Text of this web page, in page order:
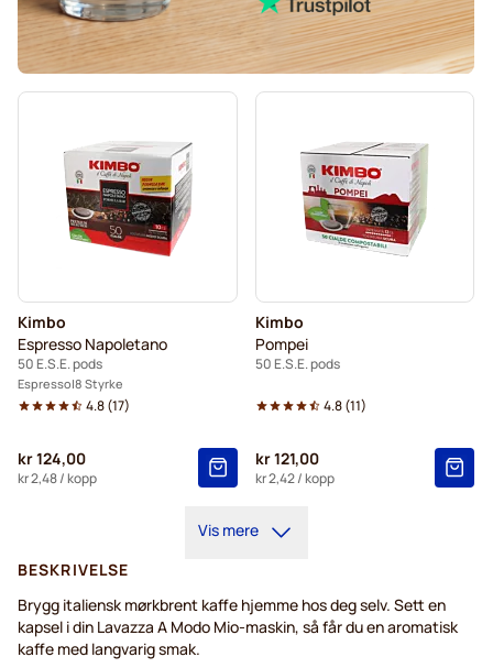
Kimbo
Espresso Napoletano
50 E.S.E. pods
Espresso 8 Styrke
4.8(17)
kr 124,00
kr 2,48/ kopp
Kimbo
Pompei
50 E.S.E. pods
4.8(11)
kr 121,00
kr 2,42/ kopp
Vis mere
BESKRIVELSE
Brygg italiensk mørkbrent kaffe hjemme hos deg selv. Sett en
kapsel i din Lavazza A Modo Mio-maskin, så får du en aromatisk
kaffe med langvarig smak.